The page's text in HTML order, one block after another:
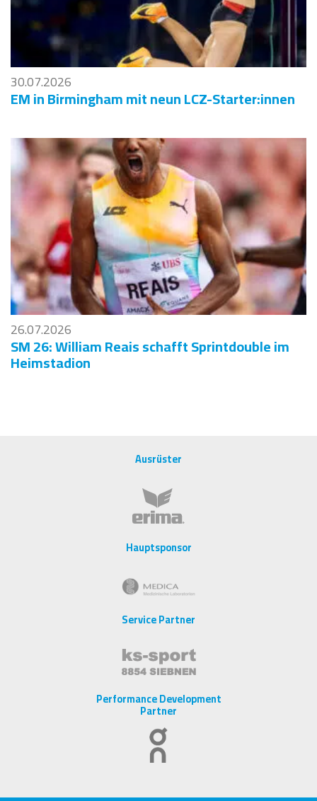
30.07.2026
EM in Birmingham mit neun LCZ-Starter:innen
26.07.2026
SM 26: William Reais schafft Sprintdouble im
Heimstadion
Ausrüster
Hauptsponsor
Service Partner
Performance Development
Partner